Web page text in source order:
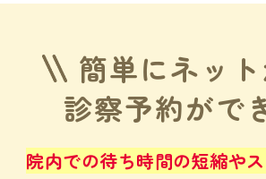
簡単にネット
診察予約がで
院内での待ち時間の短縮や